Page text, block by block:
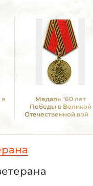
Медаль "60 лет
Победы в Великой
Отечественной войне